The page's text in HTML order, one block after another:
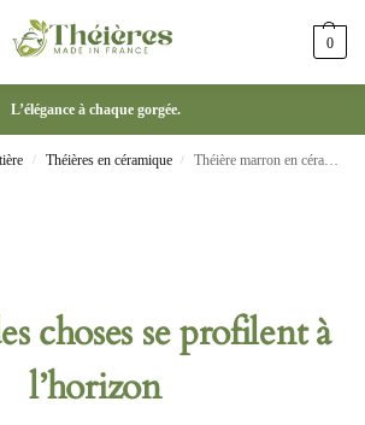
0
L’élégance à chaque gorgée.
/ Théières en céramique / Théière marron en céramique 700 ml avec poignée
choses se profilent à
l’horizon